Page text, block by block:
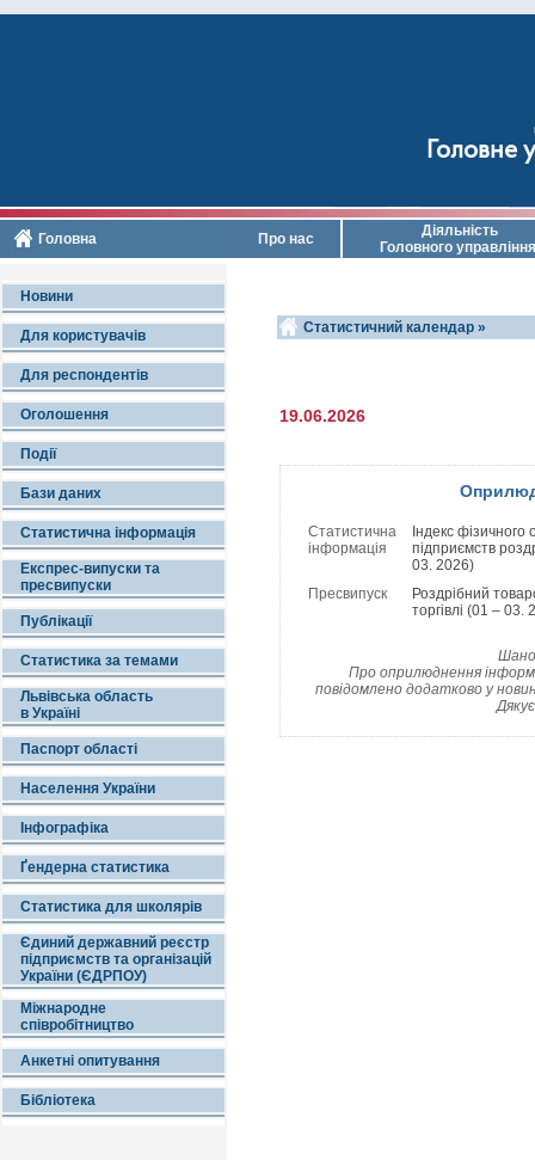
Головне
Головна Про нас
Діяльність
Головного управління
Новини
Для користувачів
Для респондентів
Оголошення
Події
Бази даних
Статистична інформація
Експрес-випуски та
пресвипуски
Публікації
Статистика за темами
Львівська область
в Україні
Паспорт області
Населення України
Інфографіка
Ґендерна статистика
Статистика для школярів
Єдиний державний реєстр
підприємств та організацій
України (ЄДРПОУ)
Міжнародне
співробітництво
Анкетні опитування
Бібліотека
Статистичний календар »
19.06.2026
Статистична
інформація
Індекс
підприємств
03. 2026)
Пресвипуск
Роздрібний
торгівлі (01 – 03.
Про оприлюднення
повідомлено додатково у